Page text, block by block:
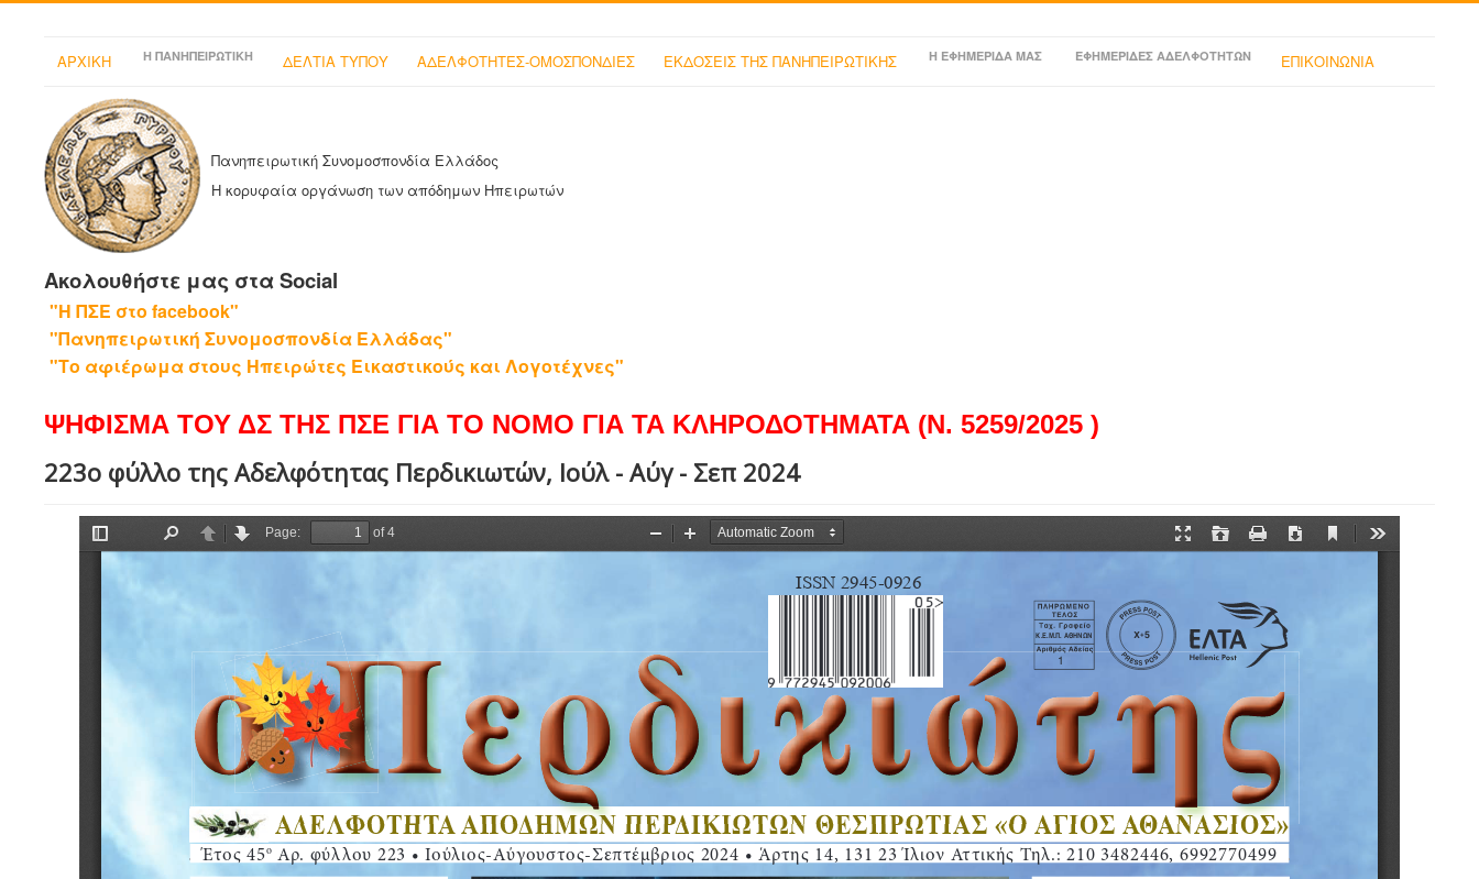
ΑΡΧΙΚΗ Η ΠΑΝΗΠΕΙΡΩΤΙΚΗ ΔΕΛΤΙΑ ΤΥΠΟΥ ΑΔΕΛΦΟΤΗΤΕΣ-ΟΜΟΣΠΟΝΔΙΕΣ ΕΚΔΟΣΕΙΣ ΤΗΣ ΠΑΝΗΠΕΙΡΩΤΙΚΗΣ Η ΕΦΗΜΕΡΙΔΑ ΜΑΣ ΕΦΗΜΕΡΙΔΕΣ ΑΔΕΛΦΟΤΗΤΩΝ ΕΠΙΚΟΙΝΩΝΙΑ
Πανηπειρωτική Συνομοσπονδία Ελλάδος
Η κορυφαία οργάνωση των απόδημων Ηπειρωτών
Ακολουθήστε μας στα Social
"Η ΠΣΕ στο facebook"
"Πανηπειρωτική Συνομοσπονδία Ελλάδας"
"Το αφιέρωμα στους Ηπειρώτες Εικαστικούς και Λογοτέχνες"
ΨΗΦΙΣΜΑ ΤΟΥ ΔΣ ΤΗΣ ΠΣΕ ΓΙΑ ΤΟ ΝΟΜΟ ΓΙΑ ΤΑ ΚΛΗΡΟΔΟΤΗΜΑΤΑ (Ν. 5259/2025 )
223ο φύλλο της Αδελφότητας Περδικιωτών, Ιούλ - Αύγ - Σεπ 2024